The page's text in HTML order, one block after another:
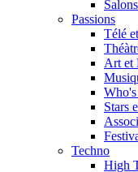
Passions
Télé
Art et
Stars
Techno
High